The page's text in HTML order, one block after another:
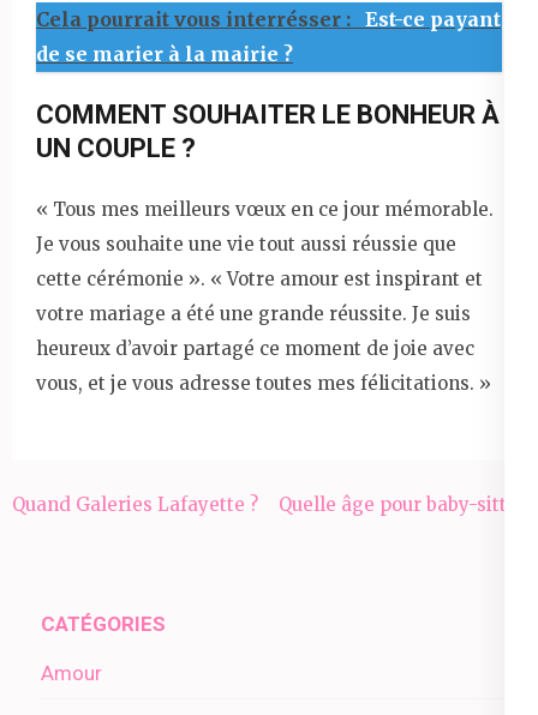
Cela pourrait vous interrésser : Est-ce payant
de se marier à la mairie ?
COMMENT SOUHAITER LE BONHEUR À
UN COUPLE ?
« Tous mes meilleurs vœux en ce jour mémorable.
Je vous souhaite une vie tout aussi réussie que
cette cérémonie ». « Votre amour est inspirant et
votre mariage a été une grande réussite. Je suis
heureux d’avoir partagé ce moment de joie avec
vous, et je vous adresse toutes mes félicitations. »
Navigation
Quand Galeries Lafayette ?
Quelle âge pour baby-sitter
CATÉGORIES
Amour